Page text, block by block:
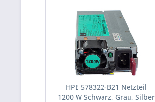
HPE 578322-B21 Netzteil
1200 W Schwarz, Grau, Silber